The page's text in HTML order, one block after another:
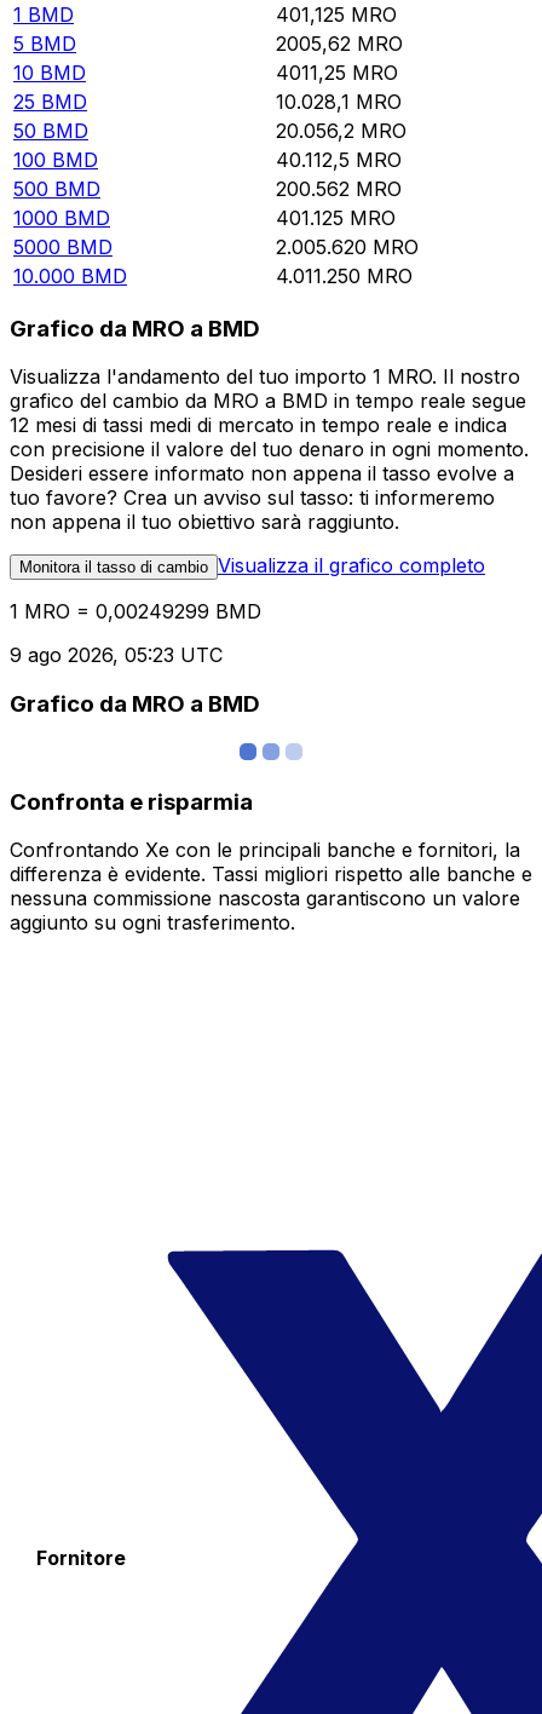
1 BMD 401,125 MRO
5 BMD 2005,62 MRO
10 BMD 4011,25 MRO
25 BMD 10.028,1 MRO
50 BMD 20.056,2 MRO
100 BMD 40.112,5 MRO
500 BMD 200.562 MRO
1000 BMD 401.125 MRO
5000 BMD 2.005.620 MRO
10.000 BMD 4.011.250 MRO
Grafico da MRO a BMD
Visualizza l'andamento del tuo importo 1 MRO. Il nostro
grafico del cambio da MRO a BMD in tempo reale segue
12 mesi di tassi medi di mercato in tempo reale e indica
con precisione il valore del tuo denaro in ogni momento.
Desideri essere informato non appena il tasso evolve a
tuo favore? Crea un avviso sul tasso: ti informeremo
non appena il tuo obiettivo sarà raggiunto.
Monitora il tasso di cambio Visualizza il grafico completo
1 MRO = 0,00249299 BMD
9 ago 2026, 05:23 UTC
Grafico da MRO a BMD
Confronta e risparmia
Confrontando Xe con le principali banche e fornitori, la
differenza è evidente. Tassi migliori rispetto alle banche e
nessuna commissione nascosta garantiscono un valore
aggiunto su ogni trasferimento.
Fornitore